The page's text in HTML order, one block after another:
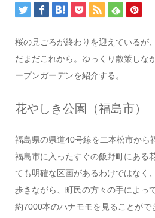
桜の見ごろが終わりを迎えているが
だまだこれから。ゆっくり散策しな
ープンガーデンを紹介する。
花やしき公園（福島市）
福島県の県道40号線を二本松市から
福島市に入ったすぐの飯野町にある
ても明確な区画があるわけではなく
歩きながら、町民の方々の手によっ
約7000本のハナモモを見ることがで